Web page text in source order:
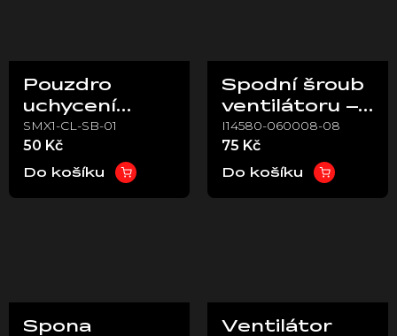
Pouzdro
uchycení
radiátoru (1
ks) - Stark
VARG
SMX1-CL-SB-01
50 Kč
Do košíku
Spodní šroub
ventilátoru –
Stark VARG
I14580-060008-08
75 Kč
Do košíku
Spona
Ventilátor